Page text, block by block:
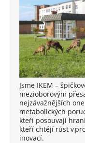
Jsme IKEM –
mezioborovým
nejzávažnějších
metabolických
kteří posouvají
kteří chtějí růst v
inovací.